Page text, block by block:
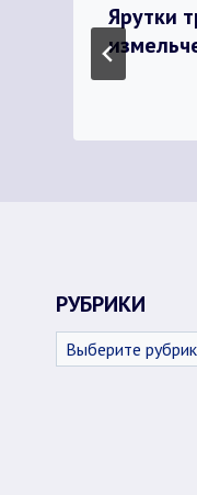
Ярутки
РУБРИКИ
Рубрики